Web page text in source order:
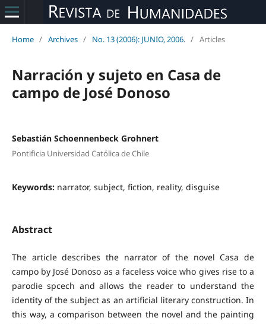
Home / Archives / No. 13 (2006): JUNIO, 2006. / Articles
Narración y sujeto en Casa de
campo de José Donoso
Sebastián Schoennenbeck Grohnert
Pontificia Universidad Católica de Chile
Keywords: narrator, subject, fiction, reality, disguise
Abstract
The article describes the narrator of the novel Casa de
campo by José Donoso as a faceless voice who gives rise to a
parodie spcech and allows the reader to understand the
identity of the subject as an artificial literary construction. In
this way, a comparison between the novel and the painting